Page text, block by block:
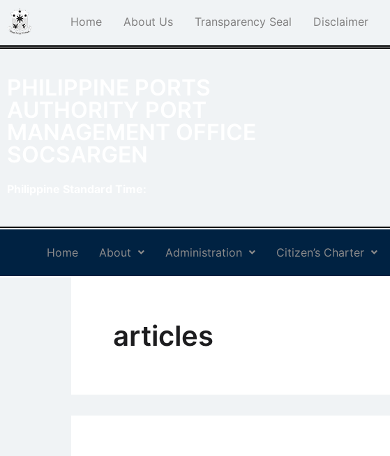
Home About Us Transparency Seal Disclaimer
Home About Administration Citizen’s Charter
articles